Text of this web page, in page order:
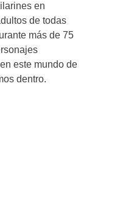
en
de todas
más de 75
este mundo de
dentro.